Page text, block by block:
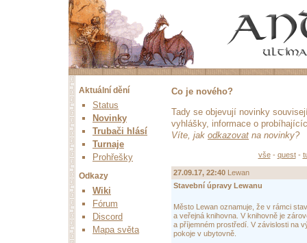
Aktuální dění
Status
Novinky
Trubači hlásí
Turnaje
Prohřešky
Odkazy
Wiki
Fórum
Discord
Mapa světa
Co je nového?
Tady se objevují novinky
vyhlášky, informace o
Víte, jak odkazovat na novinky?
vše- quest-
27.09.17, 22:40 Lewan
Stavební úpravy Lewanu
Město Lewan oznamuje, že v rámci
a veřejná knihovna. V knihovně je
a příjemném prostředí. V závislosti na
pokoje v ubytovně.